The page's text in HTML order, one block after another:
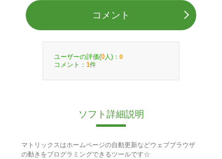
コメント
ユーザーの評価(0 人)： 0
コメント： 1件
ソフト詳細説明
マトリックスはホームページの自動更新などウェブブラウザ
の動きをプログラミングできるツールです☆